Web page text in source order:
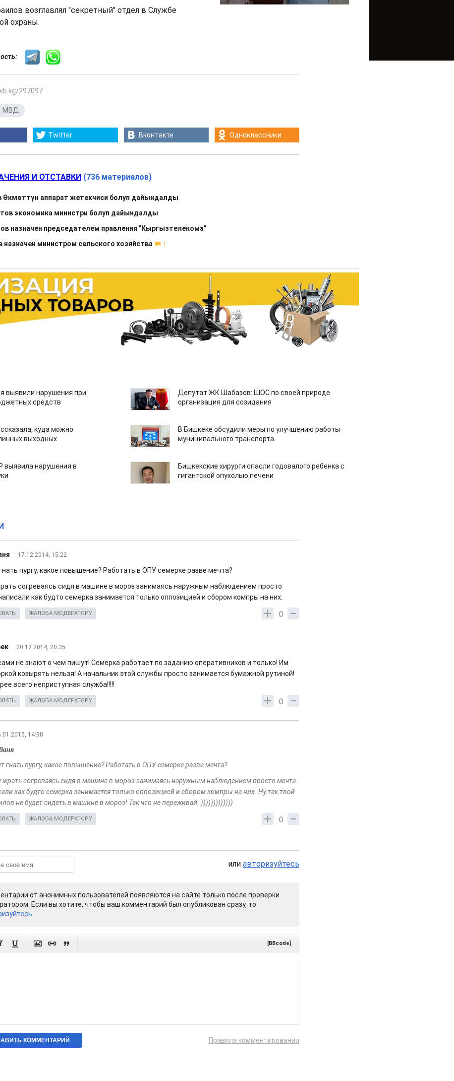
возглавлял "секретный" отдел в Службе
охраны.
297097
МВД
Twitter Вконтакте Одноклассники
И ОТСТАВКИ (736 материалов)
аппарат жетекчиси болуп дайындалды
экономика министри болуп дайындалды
назначен председателем правления "Кыргызтелекома"
назначен министром сельского хозяйства
1
выявили нарушения при
средств
Депутат ЖК Шабазов: ШОС по своей природе
организация для созидания
куда можно
выходных
В Бишкеке обсудили меры по улучшению работы
муниципального транспорта
выявила нарушения в
Бишкекские хирурги спасли годовалого ребенка с
гигантской опухолью печени
17.12.2014, 15:22
пургу, какое повышение? Работать в ОПУ семерке разве мечта?
согреваясь сидя в машине в мороз занимаясь наружным наблюдением просто
как будто семерка занимается только оппозицией и сбором компры на них.
0
ЖАЛОБА МОДЕРАТОРУ
20.12.2014, 20:35
не знают о чем пишут! Семерка работает по заданию оперативников и только! Им
козырять нельзя! А начальник этой службы просто занимается бумажной рутиной!
всего неприступная служба!!!!!
0
ЖАЛОБА МОДЕРАТОРУ
14:30
гнать пургу, какое повышение? Работать в ОПУ семерке разве мечта?
жрать согреваясь сидя в машине в мороз занимаясь наружным наблюдением просто мечта.
как будто семерка занимается только оппозицией и сбором компры на них. Ну так твой
не будет сидеть в машине в мороз! Так что не переживай. )))))))))))))
0
ЖАЛОБА МОДЕРАТОРУ
или авторизуйтесь
от анонимных пользователей появляются на сайте только после проверки
Если вы хотите, чтобы ваш комментарий был опубликован сразу, то
    [BBcode]
Правила комментирования